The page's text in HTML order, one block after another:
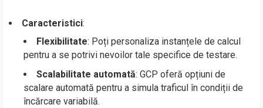
Caracteristici:
Flexibilitate: Poți personaliza instanțele de calcul
pentru a se potrivi nevoilor tale specifice de testare.
Scalabilitate automată: GCP oferă opțiuni de
scalare automată pentru a simula traficul în condiții de
încărcare variabilă.